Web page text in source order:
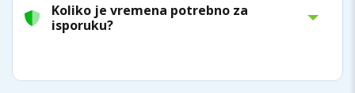
Koliko je vremena potrebno za
isporuku?